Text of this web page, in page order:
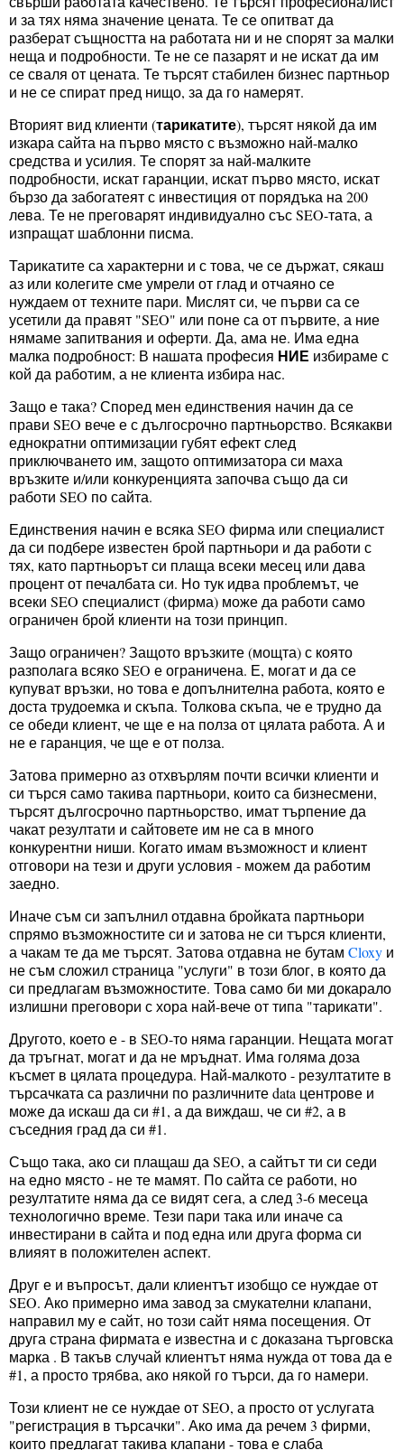
и за тях няма значение цената. Те се опитват да
разберат същността на работата ни и не спорят за малки
неща и подробности. Те не се пазарят и не искат да им
се сваля от цената. Те търсят стабилен бизнес партньор
и не се спират пред нищо, за да го намерят.
Вторият вид клиенти (тарикатите), търсят някой да им
изкара сайта на първо място с възможно най-малко
средства и усилия. Те спорят за най-малките
подробности, искат гаранции, искат първо място, искат
бързо да забогатеят с инвестиция от порядъка на 200
лева. Те не преговарят индивидуално със SEO-тата, а
изпращат шаблонни писма.
Тарикатите са характерни и с това, че се държат, сякаш
аз или колегите сме умрели от глад и отчаяно се
нуждаем от техните пари. Мислят си, че първи са се
усетили да правят "SEO" или поне са от първите, а ние
нямаме запитвания и оферти. Да, ама не. Има една
малка подробност: В нашата професия НИЕ избираме с
кой да работим, а не клиента избира нас.
Защо е така? Според мен единствения начин да се
прави SEO вече е с дългосрочно партньорство. Всякакви
еднократни оптимизации губят ефект след
приключването им, защото оптимизатора си маха
връзките и/или конкуренцията започва също да си
работи SEO по сайта.
Единствения начин е всяка SEO фирма или специалист
да си подбере известен брой партньори и да работи с
тях, като партньорът си плаща всеки месец или дава
процент от печалбата си. Но тук идва проблемът, че
всеки SEO специалист (фирма) може да работи само
ограничен брой клиенти на този принцип.
Защо ограничен? Защото връзките (мощта) с която
разполага всяко SEO е ограничена. Е, могат и да се
купуват връзки, но това е допълнителна работа, която е
доста трудоемка и скъпа. Толкова скъпа, че е трудно да
се обеди клиент, че ще е на полза от цялата работа. А и
не е гаранция, че ще е от полза.
Затова примерно аз отхвърлям почти всички клиенти и
си търся само такива партньори, които са бизнесмени,
търсят дългосрочно партньорство, имат търпение да
чакат резултати и сайтовете им не са в много
конкурентни ниши. Когато имам възможност и клиент
отговори на тези и други условия - можем да работим
заедно.
Иначе съм си запълнил отдавна бройката партньори
спрямо възможностите си и затова не си търся клиенти,
а чакам те да ме търсят. Затова отдавна не бутам Cloxy и
не съм сложил страница "услуги" в този блог, в която да
си предлагам възможностите. Това само би ми докарало
излишни преговори с хора най-вече от типа "тарикати".
Другото, което е - в SEO-то няма гаранции. Нещата могат
да тръгнат, могат и да не мръднат. Има голяма доза
късмет в цялата процедура. Най-малкото - резултатите в
търсачката са различни по различните data центрове и
може да искаш да си #1, а да виждаш, че си #2, а в
съседния град да си #1.
Също така, ако си плащаш да SEO, а сайтът ти си седи
на едно място - не те мамят. По сайта се работи, но
резултатите няма да се видят сега, а след 3-6 месеца
технологично време. Тези пари така или иначе са
инвестирани в сайта и под една или друга форма си
влияят в положителен аспект.
Друг е и въпросът, дали клиентът изобщо се нуждае от
SEO. Ако примерно има завод за смукателни клапани,
направил му е сайт, но този сайт няма посещения. От
друга страна фирмата е известна и с доказана търговска
марка . В такъв случай клиентът няма нужда от това да е
#1, а просто трябва, ако някой го търси, да го намери.
Този клиент не се нуждае от SEO, а просто от услугата
"регистрация в търсачки". Ако има да речем 3 фирми,
които предлагат такива клапани - това е слаба